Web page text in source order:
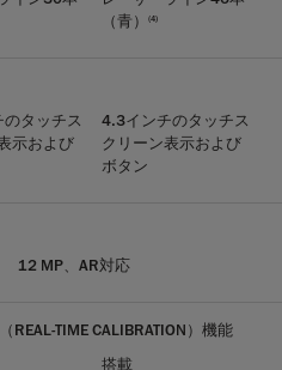
（青）(4)
タッチス
示および
4.3インチのタッチス
クリーン表示および
ボタン
12 MP、AR対応
TIME CALIBRATION）機能
搭載